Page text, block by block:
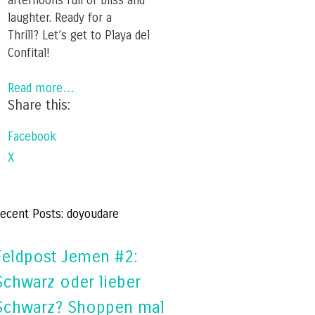
laughter. Ready for a
Thrill? Let’s get to Playa del
Confital!
Read more…
Share this:
Facebook
X
Posts: doyoudare
Jemen #2:
oder lieber
Shoppen mal